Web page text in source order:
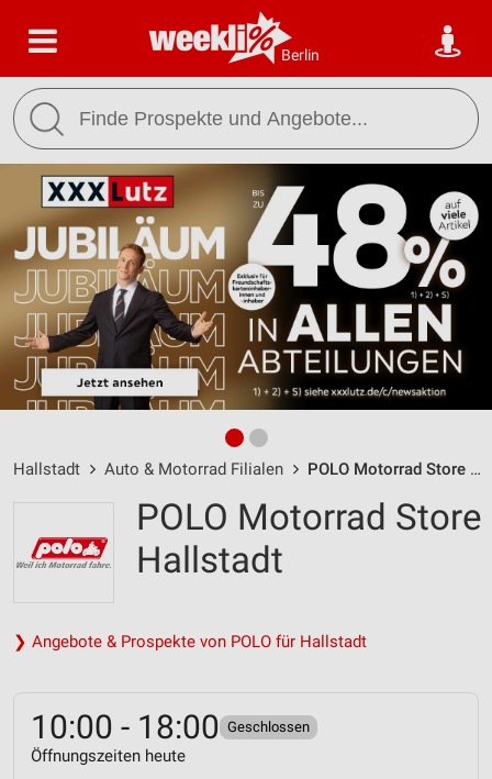
Berlin
Hallstadt Auto & Motorrad Filialen POLO Motorrad Store Hallstadt / Laubanger 32 - Öffnungszeiten & Adresse
POLO Motorrad Store
Hallstadt
❯ Angebote & Prospekte von POLO für Hallstadt
10:00 - 18:00 Geschlossen
Öffnungszeiten heute